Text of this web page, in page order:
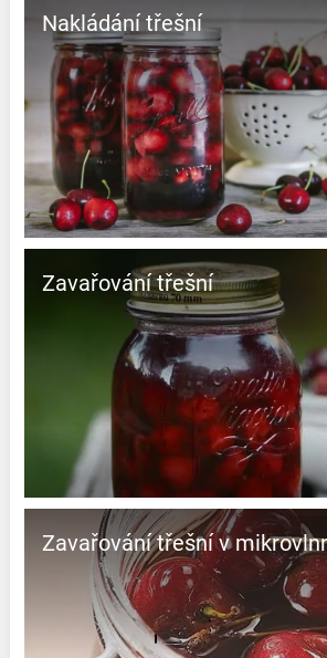
Nakládání třešní
Zavařování třešní
Zavařování třešní v